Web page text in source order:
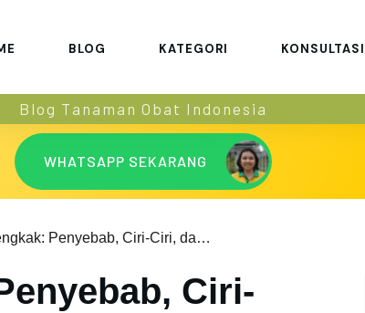
BLOG KATEGORI KONSULTASI
Blog Tanaman Obat Indonesia
WHATSAPP SEKARANG
Jantung Bengkak: Penyebab, Ciri-Ciri, dan Pengobatannya
Ciri-